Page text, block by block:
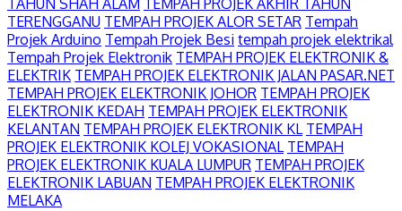
TAHUN SHAH ALAM TEMPAH PROJEK AKHIR TAHUN
TERENGGANU TEMPAH PROJEK ALOR SETAR Tempah
Projek Arduino Tempah Projek Besi tempah projek elektrikal
Tempah Projek Elektronik TEMPAH PROJEK ELEKTRONIK &
ELEKTRIK TEMPAH PROJEK ELEKTRONIK JALAN PASAR.NET
TEMPAH PROJEK ELEKTRONIK JOHOR TEMPAH PROJEK
ELEKTRONIK KEDAH TEMPAH PROJEK ELEKTRONIK
KELANTAN TEMPAH PROJEK ELEKTRONIK KL TEMPAH
PROJEK ELEKTRONIK KOLEJ VOKASIONAL TEMPAH
PROJEK ELEKTRONIK KUALA LUMPUR TEMPAH PROJEK
ELEKTRONIK LABUAN TEMPAH PROJEK ELEKTRONIK
MELAKA